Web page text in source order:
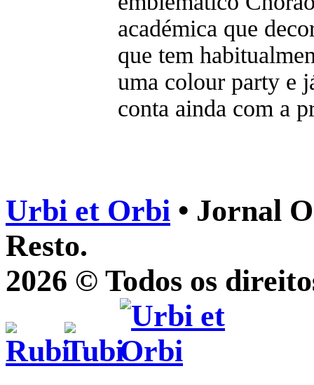
académica que
que tem
uma colour party e
conta ainda com a
Urbi et Orbi • Jornal
Resto.
2026 © Todos os